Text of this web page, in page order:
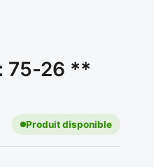
75-26 **
Produit disponible